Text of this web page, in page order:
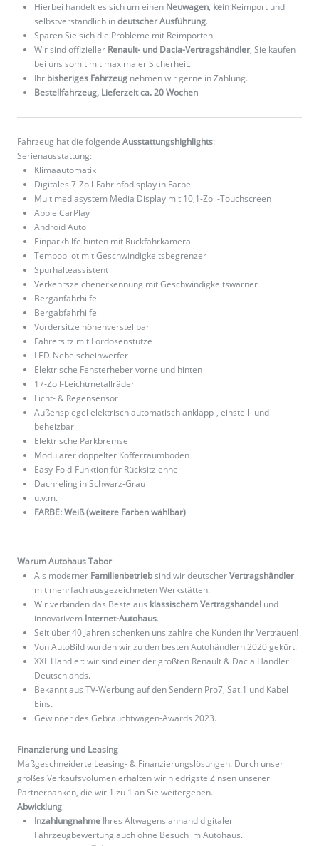
Hierbei handelt es sich um einen Neuwagen, kein Reimport und
selbstverständlich indeutscher Ausführung.
Sparen Sie sich die Probleme mit Reimporten.
Wir sind offizieller Renault- und Dacia-Vertragshändler, Sie kaufen
bei uns somit mit maximaler Sicherheit.
Ihr bisheriges Fahrzeug nehmen wir gerne in Zahlung.
Bestellfahrzeug, Lieferzeit ca. 20 Wochen
Fahrzeug hat die folgende Ausstattungshighlights:
Serienausstattung:
Klimaautomatik
Digitales 7-Zoll-Fahrinfodisplay in Farbe
Multimediasystem Media Display mit 10,1-Zoll-Touchscreen
Apple CarPlay
Android Auto
Einparkhilfe hinten mit Rückfahrkamera
Tempopilot mit Geschwindigkeitsbegrenzer
Spurhalteassistent
Verkehrszeichenerkennung mit Geschwindigkeitswarner
Berganfahrhilfe
Bergabfahrhilfe
Vordersitze höhenverstellbar
Fahrersitz mit Lordosenstütze
LED-Nebelscheinwerfer
Elektrische Fensterheber vorne und hinten
17-Zoll-Leichtmetallräder
Licht- & Regensensor
Außenspiegel elektrisch automatisch anklapp-, einstell- und
beheizbar
Elektrische Parkbremse
Modularer doppelter Kofferraumboden
Easy-Fold-Funktion für Rücksitzlehne
Dachreling in Schwarz-Grau
u.v.m.
FARBE: Weiß (weitere Farben wählbar)
Warum Autohaus Tabor
Als moderner Familienbetriebsind wir deutscherVertragshändler
mit mehrfach ausgezeichneten Werkstätten.
Wir verbinden das Beste aus klassischem Vertragshandel und
innovativem Internet-Autohaus.
Seit über 40 Jahren schenken uns zahlreiche Kunden ihr Vertrauen!
Von AutoBild wurden wir zu den besten Autohändlern 2020 gekürt.
XXL Händler: wir sind einer der größten Renault & Dacia Händler
Deutschlands.
Bekannt aus TV-Werbung auf den Sendern Pro7, Sat.1 und Kabel
Eins.
Gewinner des Gebrauchtwagen-Awards 2023.
Finanzierung und Leasing
Maßgeschneiderte Leasing- & Finanzierungslösungen. Durch unser
großes Verkaufsvolumen erhalten wir niedrigste Zinsen unserer
Partnerbanken, die wir 1 zu 1 an Sie weitergeben.
Abwicklung
Inzahlungnahme Ihres Altwagens anhand digitaler
Fahrzeugbewertung auch ohne Besuch im Autohaus.